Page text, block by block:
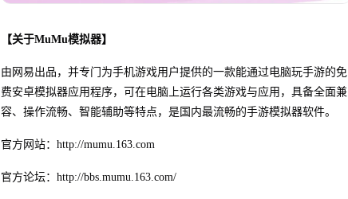
【关于MuMu模拟器】
由网易出品，并专门为手机游戏用户提供的一款能通过电脑玩手游的免
费安卓模拟器应用程序，可在电脑上运行各类游戏与应用，具备全面兼
容、操作流畅、智能辅助等特点，是国内最流畅的手游模拟器软件。
官方网站：http://mumu.163.com
官方论坛：http://bbs.mumu.163.com/